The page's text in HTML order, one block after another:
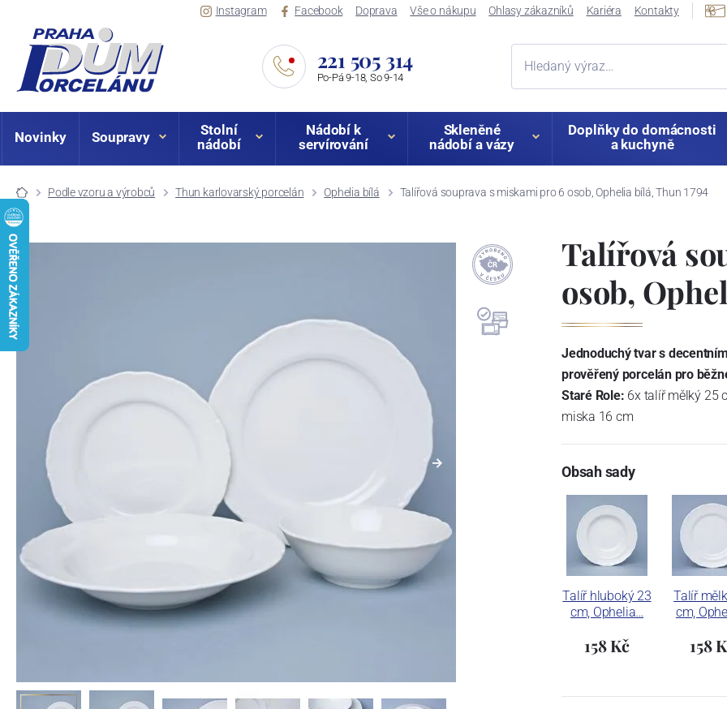
Instagram Facebook Doprava Vše o nákupu Ohlasy zákazníků Kariéra Kontakty
221 505 314
Po-Pá 9-18, So 9-14
Novinky Soupravy
Stolní
nádobí
Nádobí k
servírování
Skleněné
nádobí a vázy
Doplňky do domácnosti
a kuchyně
Podle vzoru a výrobců Thun karlovarský porcelán Ophelia bílá Talířová souprava s miskami pro 6 osob, Ophelia bílá, Thun 1794
Talířová
osob,
Jednoduchý tvar s
prověřený porcelán pro
Staré Role: 6x talíř mělký 25
miska 16 cm
Obsah sady
Talíř hluboký 23
cm, Ophelia…
158 Kč
Talíř
cm,
158